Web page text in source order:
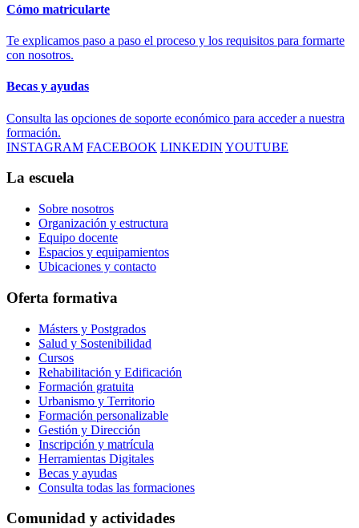
Cómo matricularte
Te explicamos paso a paso el proceso y los requisitos para formarte
con nosotros.
Becas y ayudas
Consulta las opciones de soporte económico para acceder a nuestra
formación.
INSTAGRAM FACEBOOK LINKEDIN YOUTUBE
La escuela
Sobre nosotros
Organización y estructura
Equipo docente
Espacios y equipamientos
Ubicaciones y contacto
Oferta formativa
Másters y Postgrados
Salud y Sostenibilidad
Cursos
Rehabilitación y Edificación
Formación gratuita
Urbanismo y Territorio
Formación personalizable
Gestión y Dirección
Inscripción y matrícula
Herramientas Digitales
Becas y ayudas
Consulta todas las formaciones
Comunidad y actividades